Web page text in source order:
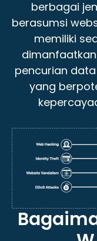
berbagai
berasumsi
memiliki
pencurian
yang